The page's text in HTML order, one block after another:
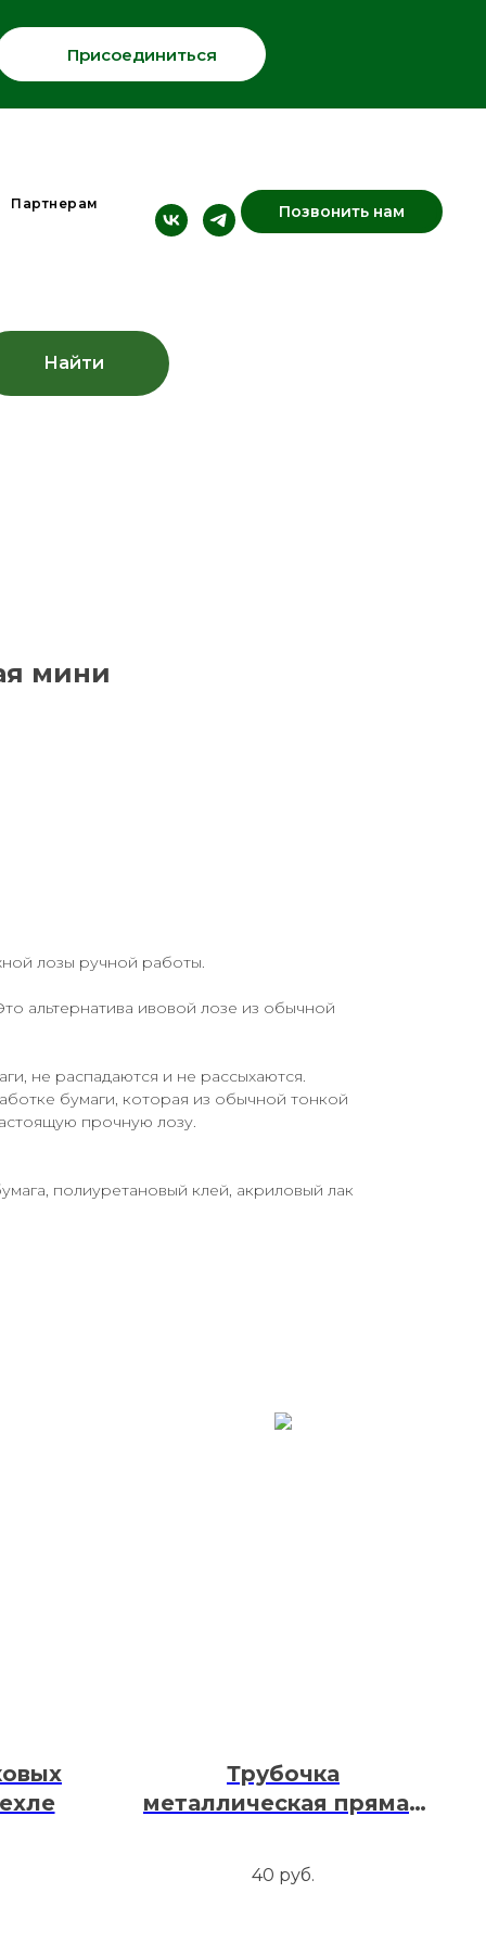
Присоединиться
Партнерам Позвонить нам
Найти
мини
лозы ручной работы.
альтернатива ивовой лозе из обычной
не распадаются и не рассыхаются.
бумаги, которая из обычной тонкой
прочную лозу.
полиуретановый клей, акриловый лак
Трубочка
металлическая прямая
40 руб.